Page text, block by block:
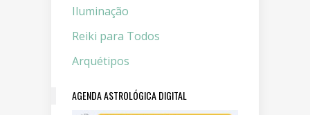
Iluminação
Reiki para Todos
Arquétipos
AGENDA ASTROLÓGICA DIGITAL